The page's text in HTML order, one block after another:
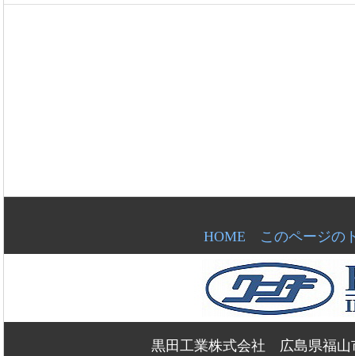
HOME このページの
黒田工業株式会社 広島県福山